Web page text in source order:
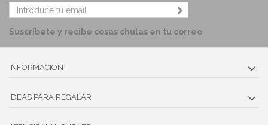
Suscríbete y recibe cosas chulas en tu correo
INFORMACIÓN
IDEAS PARA REGALAR